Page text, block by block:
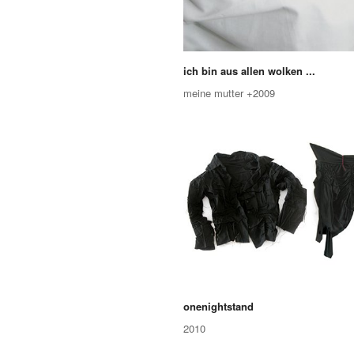
ich bin aus allen wolken ...
meine mutter +2009
onenightstand
2010